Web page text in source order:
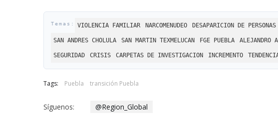
VIOLENCIA FAMILIAR NARCOMENUDEO DESAPARICION DE PERSONAS
SAN ANDRES CHOLULA SAN MARTIN TEXMELUCAN FGE PUEBLA ALEJANDRO
SEGURIDAD CRISIS CARPETAS DE INVESTIGACION INCREMENTO
Tags: Puebla transición Puebla
Síguenos: @Region_Global